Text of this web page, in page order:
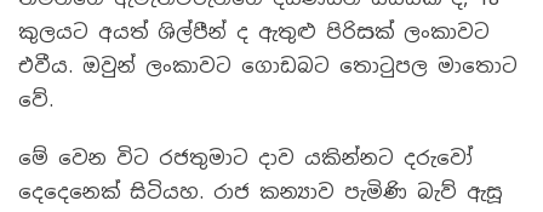
කුලයට අයත් ශිල්පීන් ද ඇතුළු පිරිසක් ලංකාවට
එවීය. ඔවුන් ලංකාවට ගොඩබට තොටුපල මාතොට
වේ.
මේ වෙන විට රජතුමාට දාව යකින්නට දරුවෝ
දෙදෙනෙක් සිටියහ. රාජ කන්‍යාව පැමිණි බැව් ඇසූ